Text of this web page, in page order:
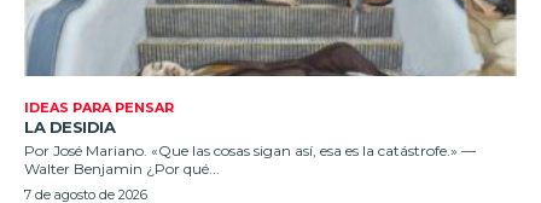
IDEAS PARA PENSAR
LA DESIDIA
Por José Mariano. «Que las cosas sigan así, esa es la catástrofe.» —
Walter Benjamin ¿Por qué...
7 de agosto de 2026